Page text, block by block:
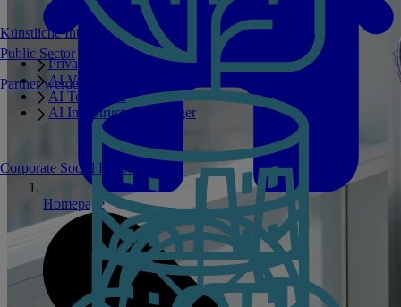
Künstliche Intelligenz
Private GPT
AI Validated Designs
AI Test Drive
AI Infrastructure Manager
Public Sector
Partner werden
Corporate Social Responsibility
Homepage